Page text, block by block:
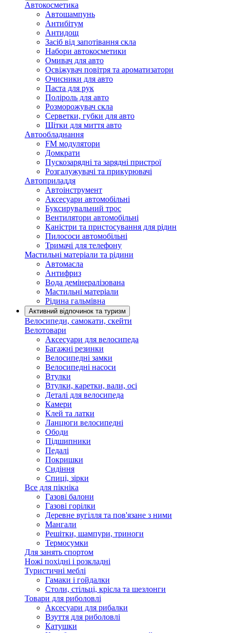
Автокосметика
Автошампунь
Антибітум
Антидощ
Засіб від запотівання скла
Набори автокосметики
Омивач для авто
Освіжувач повітря та ароматизатори
Очисники для авто
Паста для рук
Поліроль для авто
Розморожувач скла
Серветки, губки для авто
Щітки для миття авто
Автообладнання
FM модулятори
Домкрати
Пускозарядні та зарядні пристрої
Розгалужувачі та прикурювачі
Автоприладдя
Автоінструмент
Аксесуари автомобільні
Буксирувальний трос
Вентилятори автомобільні
Каністри та пристосування для рідин
Пилососи автомобільні
Тримачі для телефону
Мастильні матеріали та рідини
Автомасла
Антифриз
Вода демінералізована
Мастильні матеріали
Рідина гальмівна
Активний відпочинок та туризм
Велосипеди, самокати, скейти
Велотовари
Аксесуари для велосипеда
Багажні резинки
Велосипедні замки
Велосипедні насоси
Втулки
Втулки, каретки, вали, осі
Деталі для велосипеда
Камери
Клей та латки
Ланцюги велосипедні
Ободи
Підшипники
Педалі
Покришки
Сидіння
Спиці, зірки
Все для пікніка
Газові балони
Газові горілки
Деревне вугілля та пов'язане з ними
Мангали
Решітки, шампури, триноги
Термосумки
Для занять спортом
Ножі похідні і розкладні
Туристичні меблі
Гамаки і гойдалки
Столи, стільці, крісла та шезлонги
Товари для риболовлі
Аксесуари для рибалки
Взуття для риболовлі
Катушки